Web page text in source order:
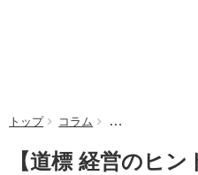
トップ コラム 【道標 経営の
【道標 経営のヒ